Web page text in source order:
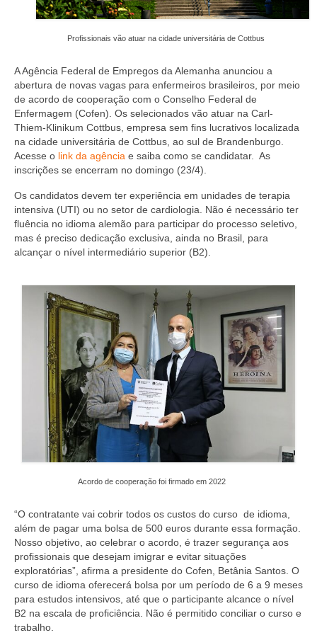
Editais e licitação
Eleições
Fiscalização
Responsabilidade Técnica
Legislações
Decisões
Resoluções
Desagravo Público
Censura Pública
Suspensão do Exercício Profissional
Para Você
Procedimento para registro
Clube de Vantagens
Valores dos serviços
Ouvidoria
Contatos
Fale Conosco
NEP
Profissionais vão atuar na cidade universitária de Cottbus
A Agência Federal de Empregos da Alemanha anunciou a
abertura de novas vagas para enfermeiros brasileiros, por meio
de acordo de cooperação com o Conselho Federal de
Enfermagem (Cofen). Os selecionados vão atuar na Carl-
Thiem-Klinikum Cottbus, empresa sem fins lucrativos localizada
na cidade universitária de Cottbus, ao sul de Brandenburgo.
Acesse o link da agência e saiba como se candidatar. As
inscrições se encerram no domingo (23/4).
Os candidatos devem ter experiência em unidades de terapia
intensiva (UTI) ou no setor de cardiologia. Não é necessário ter
fluência no idioma alemão para participar do processo seletivo,
mas é preciso dedicação exclusiva, ainda no Brasil, para
alcançar o nível intermediário superior (B2).
Acordo de cooperação foi firmado em 2022
“O contratante vai cobrir todos os custos do curso de idioma,
além de pagar uma bolsa de 500 euros durante essa formação.
Nosso objetivo, ao celebrar o acordo, é trazer segurança aos
profissionais que desejam imigrar e evitar situações
exploratórias”, afirma a presidente do Cofen, Betânia Santos. O
curso de idioma oferecerá bolsa por um período de 6 a 9 meses
para estudos intensivos, até que o participante alcance o nível
B2 na escala de proficiência. Não é permitido conciliar o curso e
trabalho.